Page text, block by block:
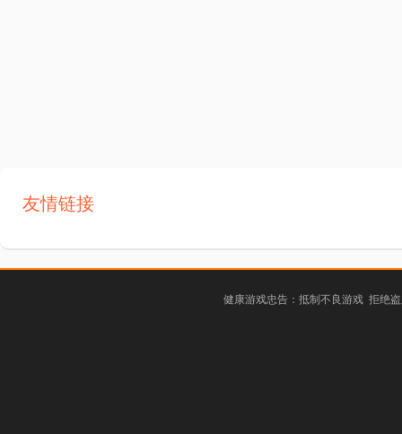
友情链接
健康游戏忠告：抵制不良游戏 拒绝